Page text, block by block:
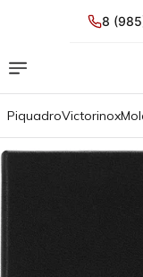
8
PiquadroVictorinox